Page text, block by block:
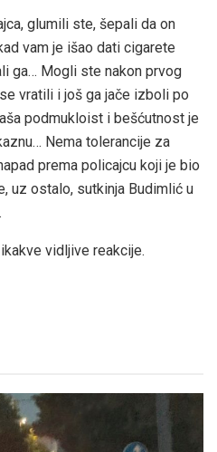
glumili ste, šepali da on
vam je išao dati cigarete
ga… Mogli ste nakon prvog
vratili i još ga jače izboli po
podmukloist i bešćutnost je
Nema tolerancije za
prema policajcu koji je bio
uz ostalo, sutkinja Budimlić u
vidljive reakcije.